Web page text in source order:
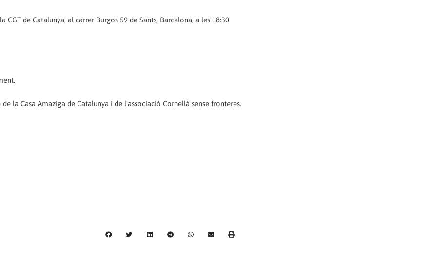
de Catalunya, al carrer Burgos 59 de Sants, Barcelona, a les 18:30
la Casa Amaziga de Catalunya i de l'associació Cornellà sense fronteres.